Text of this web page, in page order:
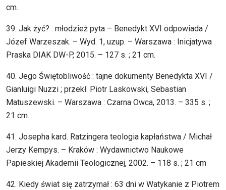
cm.
39. Jak żyć? : młodzież pyta – Benedykt XVI odpowiada /
Józef Warzeszak. – Wyd. 1, uzup. – Warszawa : Inicjatywa
Praska DIAK DW-P, 2015. – 127 s. ; 21 cm.
40. Jego Świętobliwość : tajne dokumenty Benedykta XVI /
Gianluigi Nuzzi ; przekł. Piotr Laskowski, Sebastian
Matuszewski. – Warszawa : Czarna Owca, 2013. – 335 s. ;
21 cm.
41. Josepha kard. Ratzingera teologia kapłaństwa / Michał
Jerzy Kempys. – Kraków : Wydawnictwo Naukowe
Papieskiej Akademii Teologicznej, 2002. – 118 s. ; 21 cm
42. Kiedy świat się zatrzymał : 63 dni w Watykanie z Piotrem